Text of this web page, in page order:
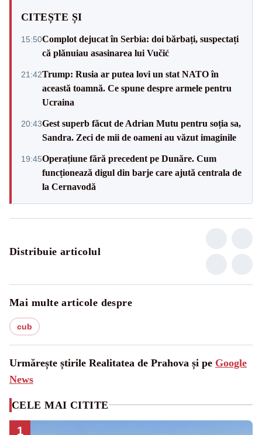
CITEȘTE ȘI
15:50Complot dejucat în Serbia: doi bărbați, suspectați
că plănuiau asasinarea lui Vučić
21:42Trump: Rusia ar putea lovi un stat NATO în
această toamnă. Ce spune despre armele pentru
Ucraina
20:43Gest superb făcut de Adrian Mutu pentru soția sa,
Sandra. Zeci de mii de oameni au văzut imaginile
19:45Operațiune fără precedent pe Dunăre. Cum
funcționează digul din barje care ajută centrala de
la Cernavodă
Distribuie articolul
Mai multe articole despre
cub
Urmărește știrile Realitatea de Prahova și pe Google
News
CELE MAI CITITE
1